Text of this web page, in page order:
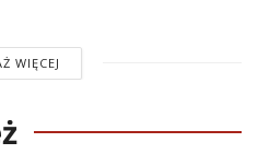
WIĘCEJ